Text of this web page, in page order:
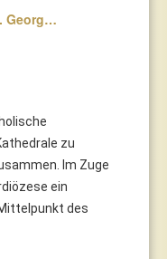
Georg…
zu
Im Zuge
ein
des